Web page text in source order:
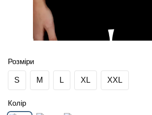
Розміри
S M L XL XXL
Колір